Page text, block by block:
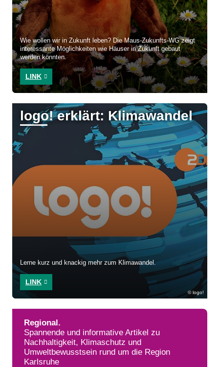
Wie wollen wir in Zukunft leben? Die Maus-Zukunfts-WG zeigt
interessante Möglichkeiten wie Häuser in Zukunft gebaut
werden könnten.
LINK
logo!
logo! erklärt: Klimawandel
Lerne kurz und knackig mehr zum Klimawandel.
LINK
Regional.
Spannende und informative Artikel zu
Nachhaltigkeit, Klimaschutz und
Umweltbewusstsein rund um die Region
Karlsruhe